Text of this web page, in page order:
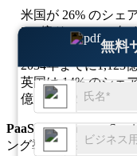
無料
米国が 26% のシェ
299億ドル、2034年
インドは約22％の
2034年までに1,123
英国は 14% のシェ
億ドル、2034年ま
PaaS: Platform-as-a-
ング導入の 20% を占